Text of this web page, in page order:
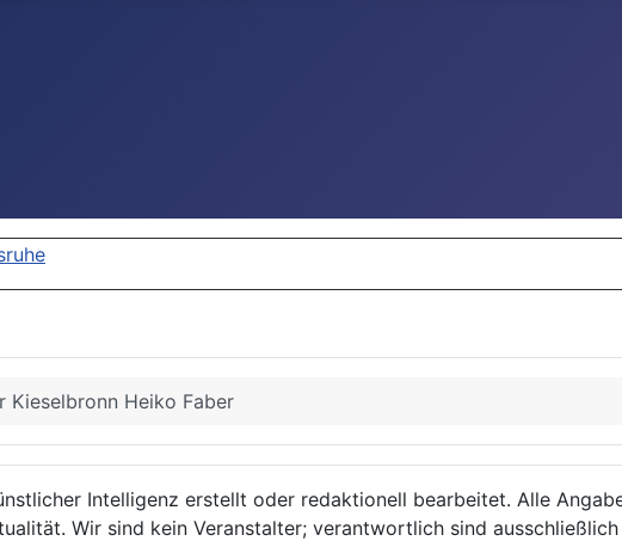
Kieselbronn Heiko Faber
Intelligenz erstellt oder redaktionell bearbeitet. Alle
Wir sind kein Veranstalter; verantwortlich sind